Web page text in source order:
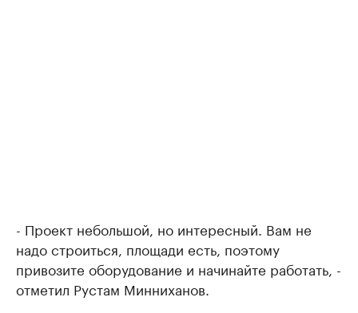
- Проект небольшой, но интересный. Вам не
надо строиться, площади есть, поэтому
привозите оборудование и начинайте работать, -
отметил Рустам Минниханов.